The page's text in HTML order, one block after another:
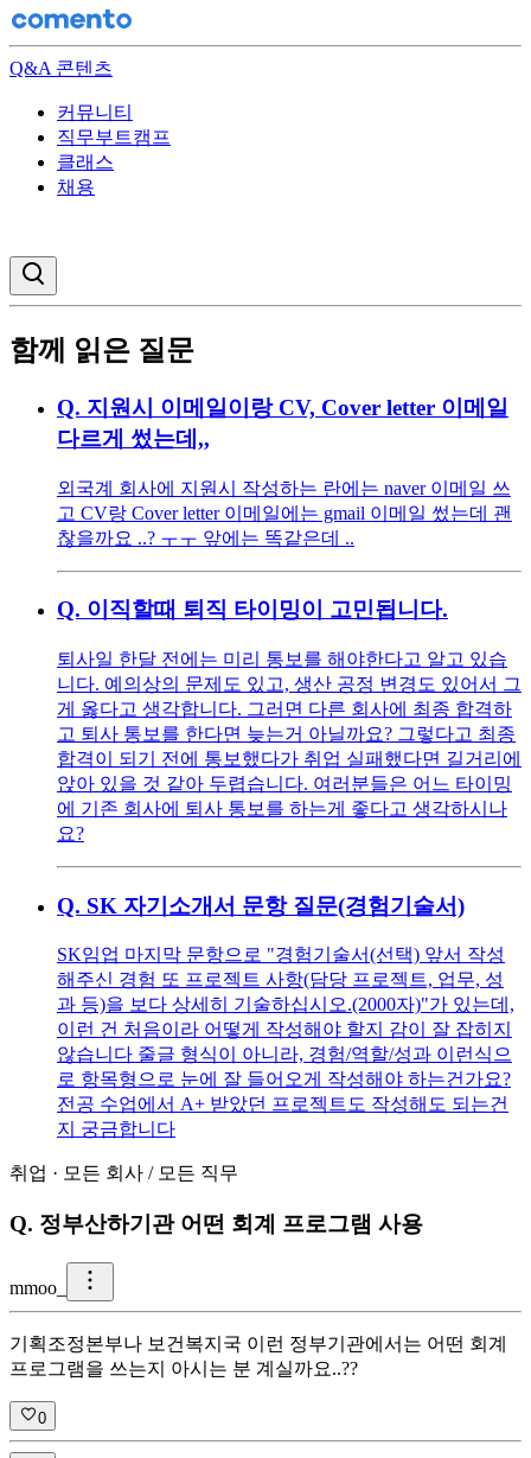
Q&A 콘텐츠
커뮤니티
직무부트캠프
클래스
채용
함께 읽은 질문
Q. 지원시 이메일이랑 CV, Cover letter 이메일
다르게 썼는데,,
외국계 회사에 지원시 작성하는 란에는 naver 이메일 쓰
고 CV랑 Cover letter 이메일에는 gmail 이메일 썼는데 괜
찮을까요 ..? ㅜㅜ 앞에는 똑같은데 ..
Q. 이직할때 퇴직 타이밍이 고민됩니다.
퇴사일 한달 전에는 미리 통보를 해야한다고 알고 있습
니다. 예의상의 문제도 있고, 생산 공정 변경도 있어서 그
게 옳다고 생각합니다. 그러면 다른 회사에 최종 합격하
고 퇴사 통보를 한다면 늦는거 아닐까요? 그렇다고 최종
합격이 되기 전에 통보했다가 취업 실패했다면 길거리에
앉아 있을 것 같아 두렵습니다. 여러분들은 어느 타이밍
에 기존 회사에 퇴사 통보를 하는게 좋다고 생각하시나
요?
Q. SK 자기소개서 문항 질문(경험기술서)
SK임업 마지막 문항으로 "경험기술서(선택) 앞서 작성
해주신 경험 또 프로젝트 사항(담당 프로젝트, 업무, 성
과 등)을 보다 상세히 기술하십시오.(2000자)"가 있는데,
이런 건 처음이라 어떻게 작성해야 할지 감이 잘 잡히지
않습니다 줄글 형식이 아니라, 경험/역할/성과 이런식으
로 항목형으로 눈에 잘 들어오게 작성해야 하는건가요?
전공 수업에서 A+ 받았던 프로젝트도 작성해도 되는건
지 궁금합니다
취업 · 모든 회사 / 모든 직무
Q. 정부산하기관 어떤 회계 프로그램 사용
mmoo_
기획조정본부나 보건복지국 이런 정부기관에서는 어떤 회계
프로그램을 쓰는지 아시는 분 계실까요..??
0